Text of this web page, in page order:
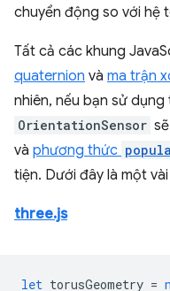
chuyển động so với hệ
Tất cả các khung
quaternion và ma trận
nhiên, nếu bạn sử
OrientationSensor
và phương thức
tiện. Dưới đây là một
three.js
let torusGeometry =